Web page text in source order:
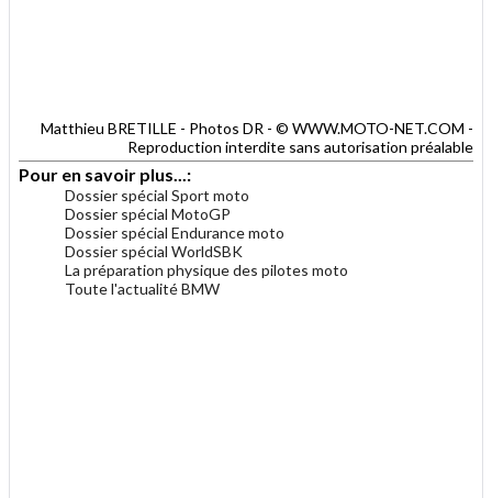
Matthieu BRETILLE - Photos DR - © WWW.MOTO-NET.COM -
Reproduction interdite sans autorisation préalable
Pour en savoir plus...:
Dossier spécial Sport moto
Dossier spécial MotoGP
Dossier spécial Endurance moto
Dossier spécial WorldSBK
La préparation physique des pilotes moto
Toute l'actualité BMW